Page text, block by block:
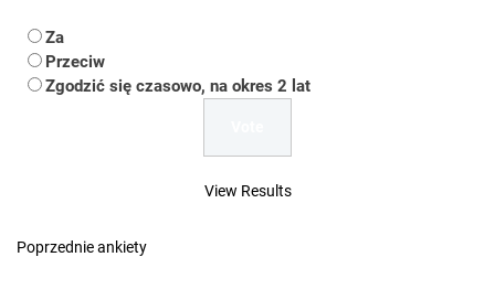
Za
Przeciw
Zgodzić się czasowo, na okres 2 lat
View Results
Poprzednie ankiety